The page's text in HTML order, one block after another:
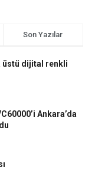
Son Yazılar
üstü dijital renkli
Ankara’da